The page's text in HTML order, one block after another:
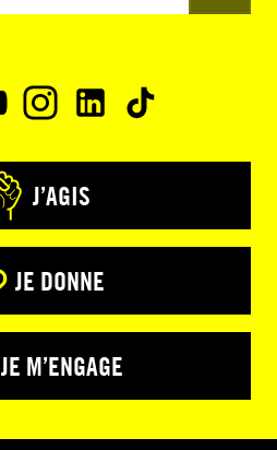
J’AGIS
JE DONNE
JE M’ENGAGE